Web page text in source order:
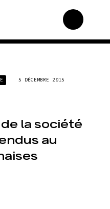
Total, rendez-vous au
Mode : une tendance
violence TOTAL(e)
5 DÉCEMBRE 2015
la société
au